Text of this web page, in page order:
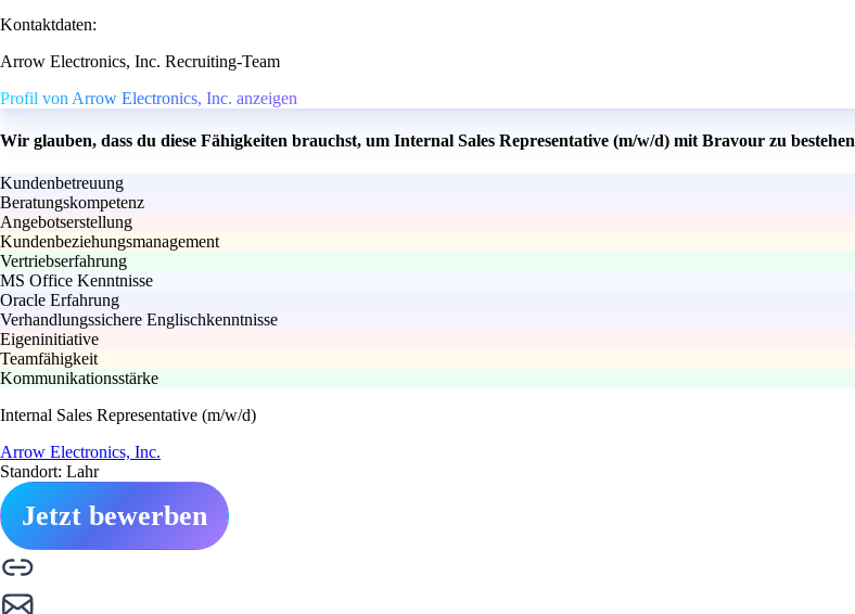
Kontaktdaten:
Arrow Electronics, Inc. Recruiting-Team
Profil von Arrow Electronics, Inc. anzeigen
Wir glauben, dass du diese Fähigkeiten brauchst, um Internal Sales Representative (m/w/d) mit Bravour zu bestehen
Kundenbetreuung
Beratungskompetenz
Angebotserstellung
Kundenbeziehungsmanagement
Vertriebserfahrung
MS Office Kenntnisse
Oracle Erfahrung
Verhandlungssichere Englischkenntnisse
Eigeninitiative
Teamfähigkeit
Kommunikationsstärke
Internal Sales Representative (m/w/d)
Arrow Electronics, Inc.
Standort: Lahr
Jetzt bewerben